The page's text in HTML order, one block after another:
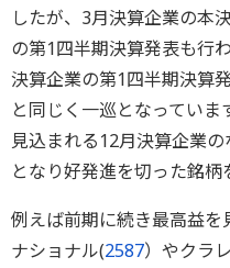
したが、3月決算企業の本
の第1四半期決算発表も行
決算企業の第1四半期決算
と同じく一巡となってい
見込まれる12月決算企業
となり好発進を切った銘柄
例えば前期に続き最高益
ナショナル(2587）やクラ